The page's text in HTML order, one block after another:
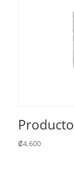
Producto
₡4,600